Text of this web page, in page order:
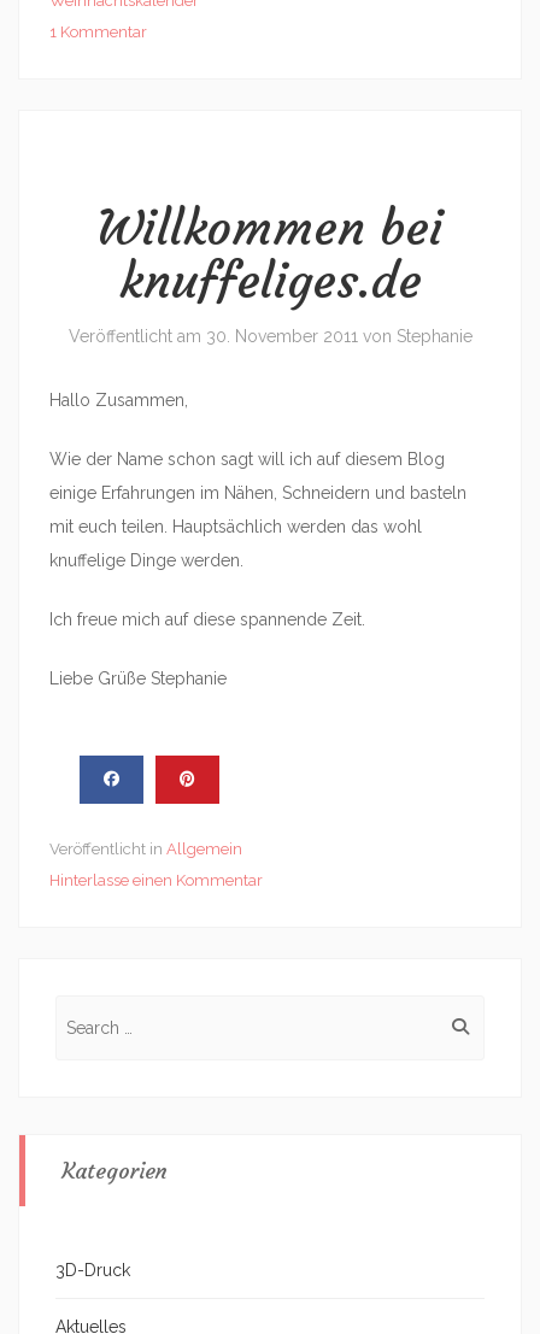
1 Kommentar
Willkommen bei
knuffeliges.de
Veröffentlicht am 30. November 2011 von Stephanie
Hallo Zusammen,
Wie der Name schon sagt will ich auf diesem Blog
einige Erfahrungen im Nähen, Schneidern und basteln
mit euch teilen. Hauptsächlich werden das wohl
knuffelige Dinge werden.
Ich freue mich auf diese spannende Zeit.
Liebe Grüße Stephanie
Veröffentlicht in Allgemein
Hinterlasse einen Kommentar
Kategorien
3D-Druck
Aktuelles